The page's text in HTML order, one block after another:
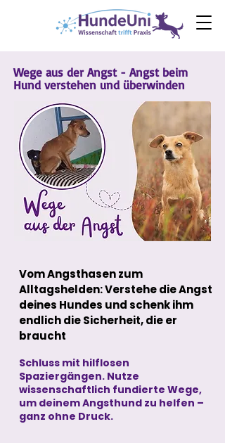
Wege aus der Angst - Angst beim
Hund verstehen und überwinden
Vom Angsthasen zum
Alltagshelden: Verstehe die Angst
deines Hundes und schenk ihm
endlich die Sicherheit, die er
braucht
Schluss mit hilflosen
Spaziergängen. Nutze
wissenschaftlich fundierte Wege,
um deinem Angsthund zu helfen –
ganz ohne Druck.